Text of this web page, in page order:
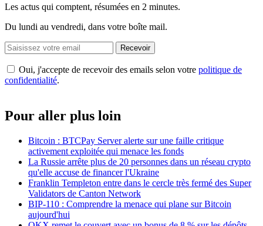
Les actus qui comptent, résumées en 2 minutes.
Du lundi au vendredi, dans votre boîte mail.
Recevoir
Oui, j'accepte de recevoir des emails selon votre politique de
confidentialité.
Pour aller plus loin
Bitcoin : BTCPay Server alerte sur une faille critique
activement exploitée qui menace les fonds
La Russie arrête plus de 20 personnes dans un réseau crypto
qu'elle accuse de financer l'Ukraine
Franklin Templeton entre dans le cercle très fermé des Super
Validators de Canton Network
BIP-110 : Comprendre la menace qui plane sur Bitcoin
aujourd'hui